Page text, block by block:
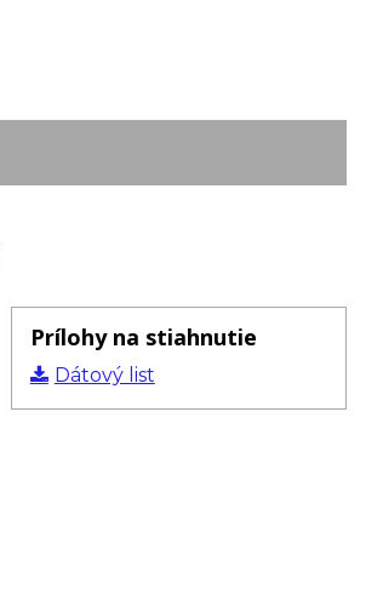
Prílohy na stiahnutie
Dátový list